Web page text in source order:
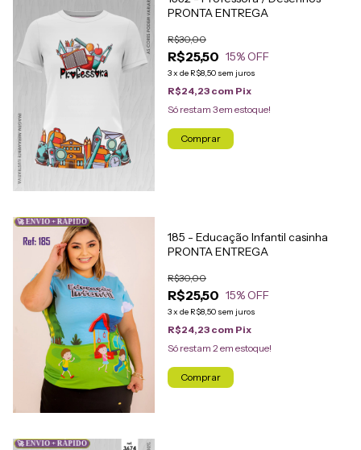
PRONTA ENTREGA
R$25,50
R$30,00
15% OFF
3x de R$8,50 sem juros
R$24,23 com Pix
Só restam 3em estoque!
Comprar
🚀 ENVIO + RÁPIDO
185 - Educação Infantil casinha
PRONTA ENTREGA
R$25,50
R$30,00
15% OFF
3x de R$8,50 sem juros
R$24,23 com Pix
Só restam 2 em estoque!
Comprar
🚀 ENVIO + RÁPIDO